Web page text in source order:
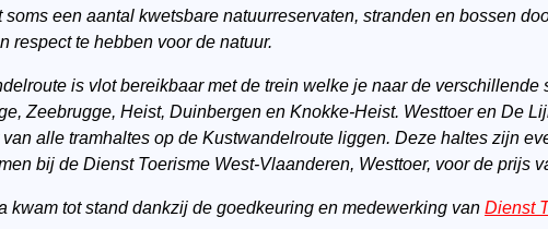
soms een aantal kwetsbare natuurreservaten, stranden en bossen
respect te hebben voor de natuur.
is vlot bereikbaar met de trein welke je naar de verschillende
Zeebrugge, Heist, Duinbergen en Knokke-Heist. Westtoer en De
alle tramhaltes op de Kustwandelroute liggen. Deze haltes zijn
bij de Dienst Toerisme West-Vlaanderen, Westtoer, voor de prijs
kwam tot stand dankzij de goedkeuring en medewerking van Dienst